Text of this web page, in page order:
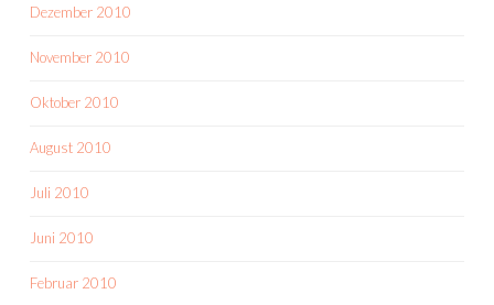
Dezember 2010
November 2010
Oktober 2010
August 2010
Juli 2010
Juni 2010
Februar 2010